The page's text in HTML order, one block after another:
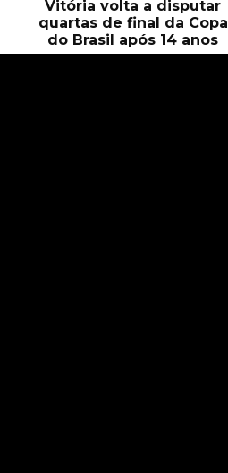
Vitória volta a disputar
quartas de final da Copa
do Brasil após 14 anos